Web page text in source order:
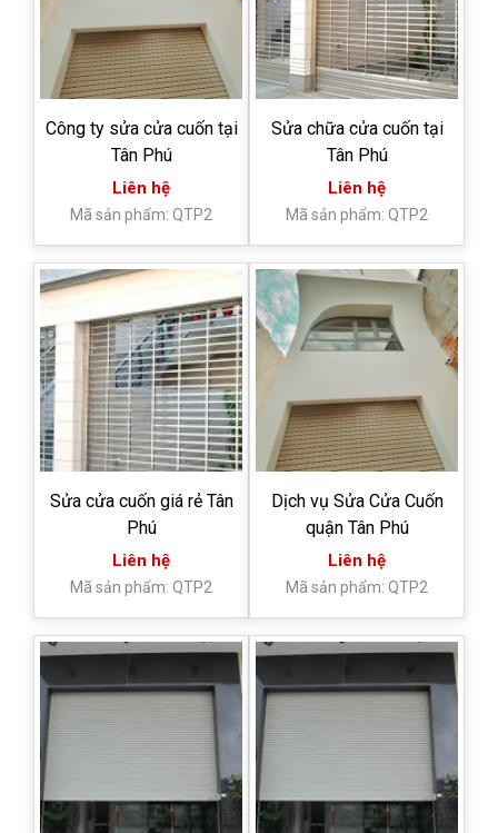
Công ty sửa cửa cuốn tại
Tân Phú
Liên hệ
Mã sản phẩm: QTP2
Sửa chữa cửa cuốn tại
Tân Phú
Liên hệ
Mã sản phẩm: QTP2
Sửa cửa cuốn giá rẻ Tân
Phú
Liên hệ
Mã sản phẩm: QTP2
Dịch vụ Sửa Cửa Cuốn
quận Tân Phú
Liên hệ
Mã sản phẩm: QTP2